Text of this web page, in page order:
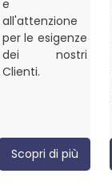
e
all'attenzione
per le esigenze
dei nostri
Clienti.
Scopri di più